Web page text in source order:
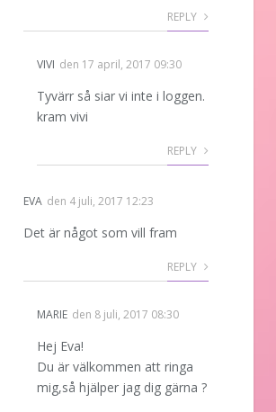
REPLY
VIVI den 17 april, 2017 09:30
Tyvärr så siar vi inte i loggen.
kram vivi
REPLY
EVA den 4 juli, 2017 12:23
Det är något som vill fram
REPLY
MARIE den 8 juli, 2017 08:30
Hej Eva!
Du är välkommen att ringa
mig,så hjälper jag dig gärna ?